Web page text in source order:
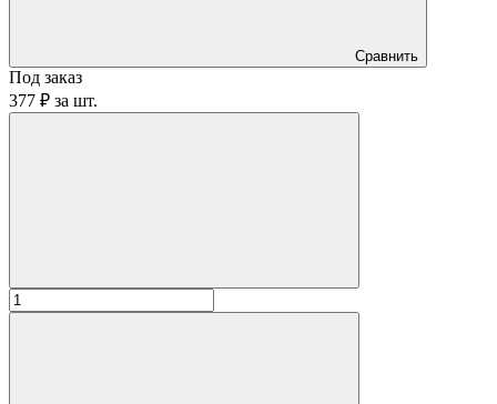
Сравнить
Под заказ
377 ₽ за шт.